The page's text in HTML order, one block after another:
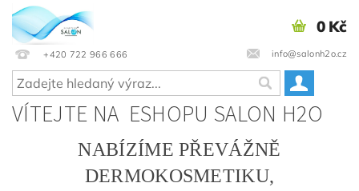
+420 722 966 666 info@salonh2o.cz
0 Kč
VÍTEJTE NA ESHOPU SALON H2O
NABÍZÍME PŘEVÁŽNĚ
DERMOKOSMETIKU,